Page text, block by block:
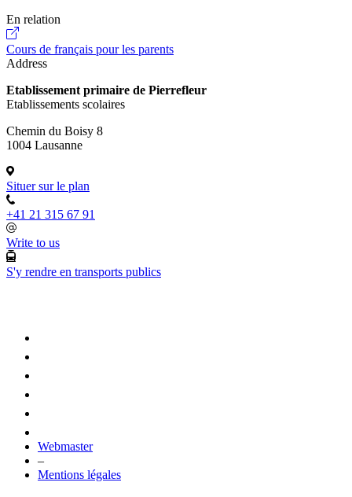
En relation
Cours de français pour les parents
Address
Etablissement primaire de Pierrefleur
Etablissements scolaires
Chemin du Boisy 8
1004 Lausanne
Situer sur le plan
+41 21 315 67 91
Write to us
S'y rendre en transports publics
Webmaster
–
Mentions légales